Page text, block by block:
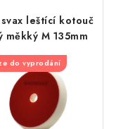
leštící kotouč
měkký M 135mm
do vyprodání